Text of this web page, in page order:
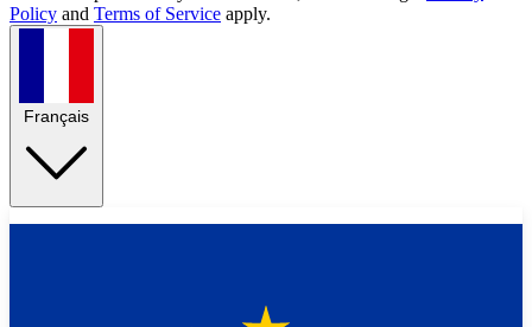
Policy and Terms of Service apply.
Français